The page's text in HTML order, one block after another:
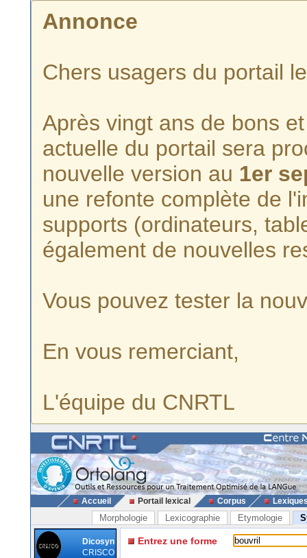
Annonce
Chers usagers du portail
Après vingt ans de bons
actuelle du portail sera
nouvelle version au 1er
une refonte complète de
supports (ordinateurs,
également de nouvelles
Vous pouvez tester la
En vous remerciant,
L'équipe du CNRTL
Accueil Portail lexical Corpus
Morphologie Lexicographie Etymologie
Dicosyn
CRISCO
Entrez une forme